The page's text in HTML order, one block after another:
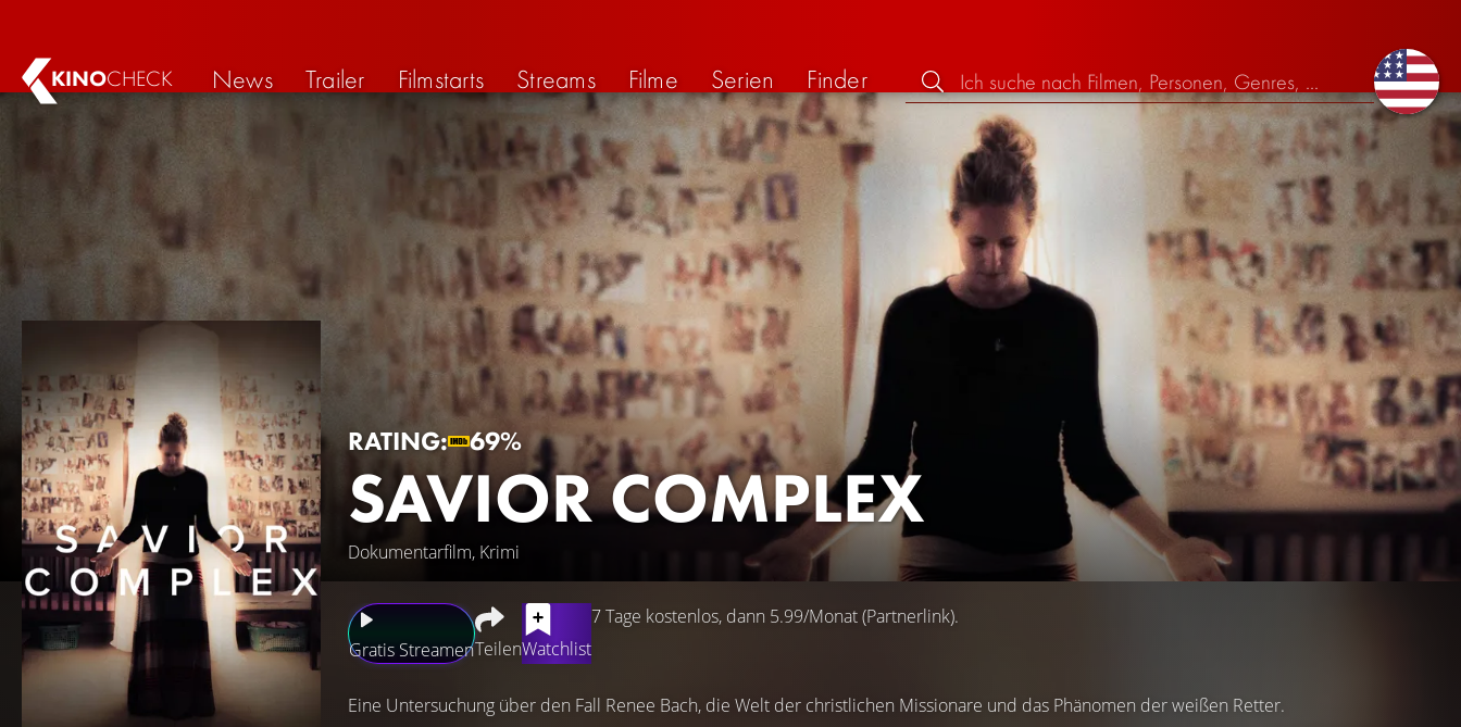
KINOCHECK News Trailer Filmstarts Streams Filme Serien Finder
RATING: 69%
SAVIOR COMPLEX
Dokumentarfilm, Krimi
Gratis StreamenTeilenWatchlist
7 Tage kostenlos, dann 5.99/Monat (Partnerlink).
Eine Untersuchung über den Fall Renee Bach, die Welt der christlichen Missionare und das Phänomen der weißen Retter.